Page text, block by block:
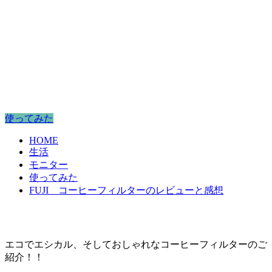
使ってみた
HOME
生活
モニター
使ってみた
FUJI コーヒーフィルターのレビューと感想
エコでエシカル、そしておしゃれなコーヒーフィルターのご
紹介！！